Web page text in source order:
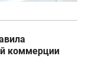
коммерции